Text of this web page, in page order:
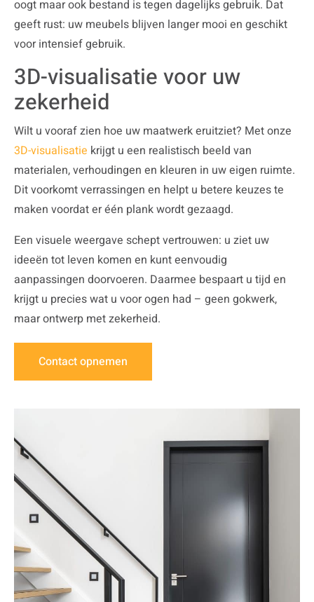
oogt maar ook bestand is tegen dagelijks gebruik. Dat
geeft rust: uw meubels blijven langer mooi en geschikt
voor intensief gebruik.
3D-visualisatie voor uw
zekerheid
Wilt u vooraf zien hoe uw maatwerk eruitziet? Met onze
3D-visualisatie krijgt u een realistisch beeld van
materialen, verhoudingen en kleuren in uw eigen ruimte.
Dit voorkomt verrassingen en helpt u betere keuzes te
maken voordat er één plank wordt gezaagd.
Een visuele weergave schept vertrouwen: u ziet uw
ideeën tot leven komen en kunt eenvoudig
aanpassingen doorvoeren. Daarmee bespaart u tijd en
krijgt u precies wat u voor ogen had – geen gokwerk,
maar ontwerp met zekerheid.
Contact opnemen